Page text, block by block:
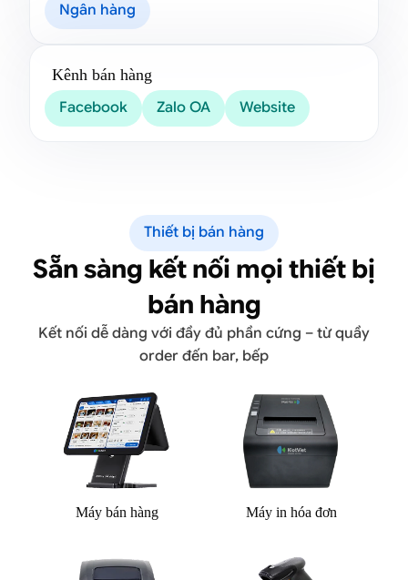
Ngân hàng
Kênh bán hàng
Facebook
Zalo OA Website
Thiết bị bán hàng
Sẵn sàng kết nối mọi thiết bị
bán hàng
Kết nối dễ dàng với đầy đủ phần cứng – từ quầy
order đến bar, bếp
Máy bán hàng Máy in hóa đơn